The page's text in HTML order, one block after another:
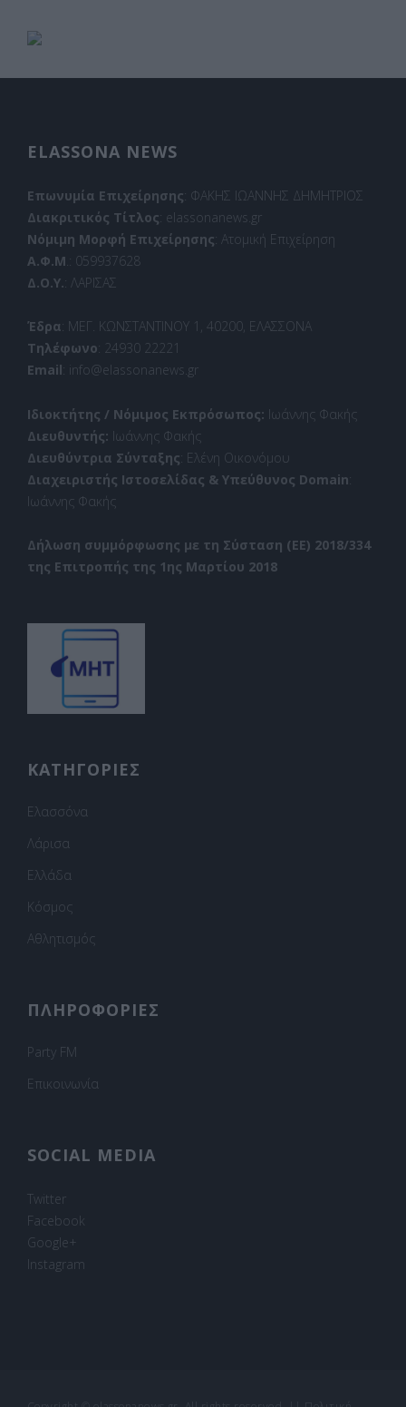
ELASSONA NEWS
Επωνυμία Επιχείρησης: ΦΑΚΗΣ ΙΩΑΝΝΗΣ ΔΗΜΗΤΡΙΟΣ
Διακριτικός Τίτλος: elassonanews.gr
Νόμιμη Μορφή Επιχείρησης: Ατομική Επιχείρηση
Α.Φ.Μ .: 059937628
Δ.Ο.Υ.: ΛΑΡΙΣΑΣ
Έδρα: ΜΕΓ. ΚΩΝΣΤΑΝΤΙΝΟΥ 1, 40200, ΕΛΑΣΣΟΝΑ
Τηλέφωνο: 24930 22221
Email: info@elassonanews.gr
Ιδιοκτήτης / Νόμιμος Εκπρόσωπος: Ιωάννης Φακής
Διευθυντής: Ιωάννης Φακής
Διευθύντρια Σύνταξης: Ελένη Οικονόμου
Διαχειριστής Ιστοσελίδας & Υπεύθυνος Domain:
Ιωάννης Φακής
Δήλωση συμμόρφωσης με τη Σύσταση (ΕΕ) 2018/334
της Επιτροπής της 1ης Μαρτίου 2018
ΚΑΤΗΓΟΡΙΕΣ
Ελασσόνα
Λάρισα
Ελλάδα
Κόσμος
Αθλητισμός
ΠΛΗΡΟΦΟΡΙΕΣ
Party FM
Επικοινωνία
SOCIAL MEDIA
Twitter
Facebook
Google+
Instagram